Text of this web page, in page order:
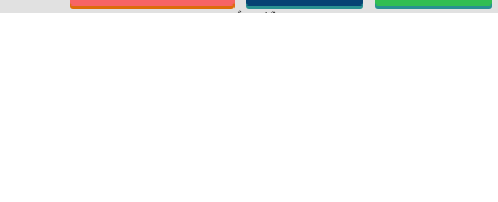
ブログ